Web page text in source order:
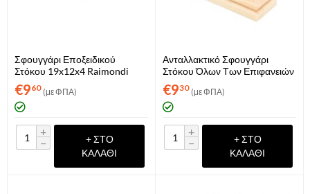
Σφουγγάρι Εποξειδικού
Στόκου 19x12x4 Raimondi
(ART. 291OVALE)
€960 (με ΦΠΑ)
+
−
+ ΣΤΟ
ΚΑΛΆΘΙ
Ανταλλακτικό Σφουγγάρι
Στόκου Όλων Των Επιφανειών
Για Κοντάρι Raimondi
(ART.355RICSWE)
€930 (με ΦΠΑ)
+
−
+ ΣΤΟ
ΚΑΛΆΘΙ